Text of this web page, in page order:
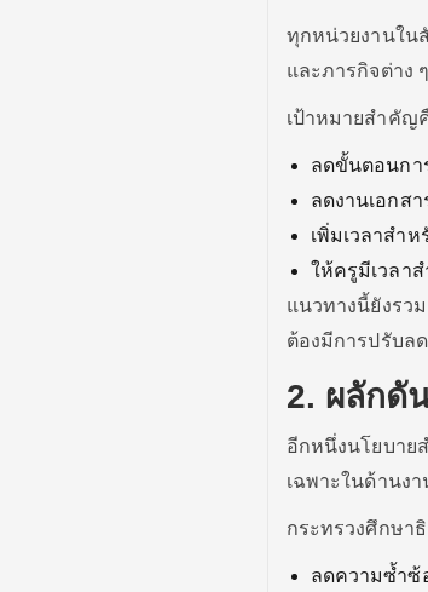
ทุกหน่วยงานใน
และภารกิจต่าง
เป้าหมายสำคัญ
ลดขั้นตอนกา
ลดงานเอกส
เพิ่มเวลาสำ
ให้ครูมีเวลา
แนวทางนี้ยังรว
ต้องมีการปรับล
2. ผลักดั
อีกหนึ่งนโยบาย
เฉพาะในด้านง
กระทรวงศึกษา
ลดความซ้ำซ้